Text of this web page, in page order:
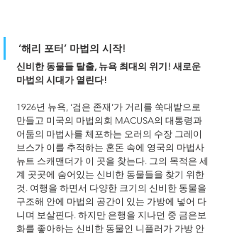
‘해리 포터’ 마법의 시작!
신비한 동물들 탈출, 뉴욕 최대의 위기! 새로운
마법의 시대가 열린다!
1926년 뉴욕, ‘검은 존재’가 거리를 쑥대밭으로
만들고 미국의 마법의회 MACUSA의 대통령과
어둠의 마법사를 체포하는 오러의 수장 그레이
브스가 이를 추적하는 혼돈 속에 영국의 마법사
뉴트 스캐맨더가 이 곳을 찾는다. 그의 목적은 세
계 곳곳에 숨어있는 신비한 동물들을 찾기 위한
것. 여행을 하면서 다양한 크기의 신비한 동물을
구조해 안에 마법의 공간이 있는 가방에 넣어 다
니며 보살핀다. 하지만 은행을 지나던 중 금은보
화를 좋아하는 신비한 동물인 니플러가 가방 안